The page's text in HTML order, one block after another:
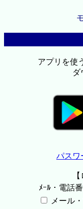
アプリを使
ダ
パスワ
ﾒｰﾙ・電話
メール